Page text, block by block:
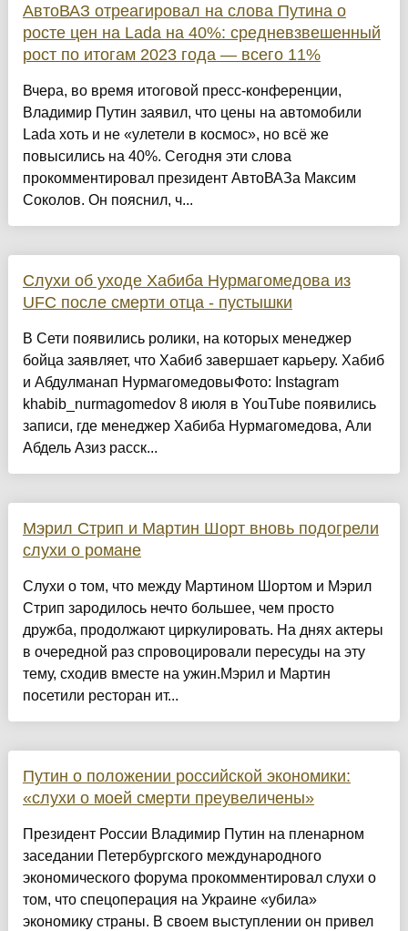
АвтоВАЗ отреагировал на слова Путина о
росте цен на Lada на 40%: средневзвешенный
рост по итогам 2023 года — всего 11%
Вчера, во время итоговой пресс-конференции,
Владимир Путин заявил, что цены на автомобили
Lada хоть и не «улетели в космос», но всё же
повысились на 40%. Сегодня эти слова
прокомментировал президент АвтоВАЗа Максим
Соколов. Он пояснил, ч...
Слухи об уходе Хабиба Нурмагомедова из
UFC после смерти отца - пустышки
В Сети появились ролики, на которых менеджер
бойца заявляет, что Хабиб завершает карьеру. Хабиб
и Абдулманап НурмагомедовыФото: Instagram
khabib_nurmagomedov 8 июля в YouTube появились
записи, где менеджер Хабиба Нурмагомедова, Али
Абдель Азиз расск...
Мэрил Стрип и Мартин Шорт вновь подогрели
слухи о романе
Слухи о том, что между Мартином Шортом и Мэрил
Стрип зародилось нечто большее, чем просто
дружба, продолжают циркулировать. На днях актеры
в очередной раз спровоцировали пересуды на эту
тему, сходив вместе на ужин.Мэрил и Мартин
посетили ресторан ит...
Путин о положении российской экономики:
«слухи о моей смерти преувеличены»
Президент России Владимир Путин на пленарном
заседании Петербургского международного
экономического форума прокомментировал слухи о
том, что спецоперация на Украине «убила»
экономику страны. В своем выступлении он привел